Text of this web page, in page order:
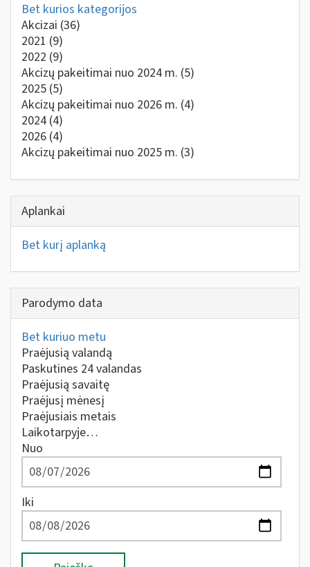
Bet kurios kategorijos
Akcizai (36)
2021 (9)
2022 (9)
Akcizų pakeitimai nuo 2024 m. (5)
2025 (5)
Akcizų pakeitimai nuo 2026 m. (4)
2024 (4)
2026 (4)
Akcizų pakeitimai nuo 2025 m. (3)
Aplankai
Bet kurį aplanką
Parodymo data
Bet kuriuo metu
Praėjusią valandą
Paskutines 24 valandas
Praėjusią savaitę
Praėjusį mėnesį
Praėjusiais metais
Laikotarpyje…
Nuo
Iki